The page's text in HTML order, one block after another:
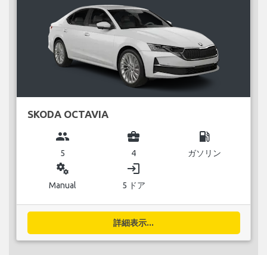
SKODA OCTAVIA
group
5
business_center
4
local_gas_station
ガソリン
miscellaneous_services
Manual
login
5 ドア
詳細表示...